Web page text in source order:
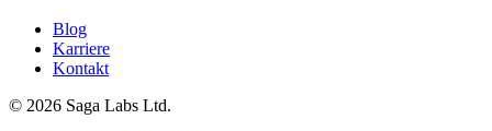
Blog
Karriere
Kontakt
© 2026 Saga Labs Ltd.